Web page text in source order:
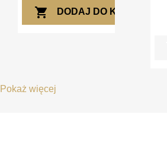
shopping_cart DODAJ DO KOSZYKA
Pokaż więcej